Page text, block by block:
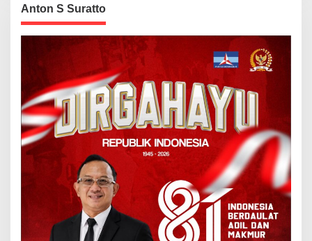
Anton S Suratto